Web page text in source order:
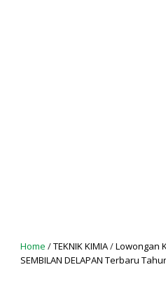
Home /TEKNIK KIMIA/Lowongan
SEMBILAN DELAPAN Terbaru